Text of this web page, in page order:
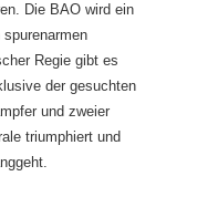
Die BAO wird ein
Regie gibt es
der gesuchten
und zweier
triumphiert und